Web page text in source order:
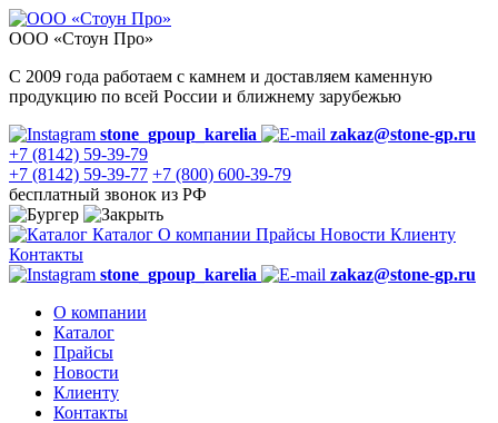
ООО «Стоун Про»
С 2009 года работаем с камнем и доставляем каменную
продукцию по всей России и ближнему зарубежью
stone_gpoup_karelia
zakaz@stone-gp.ru
+7 (8142) 59-39-79
+7 (8142) 59-39-77 +7 (800) 600-39-79
бесплатный звонок из РФ
Каталог О компании Прайсы Новости Клиенту
Контакты
stone_gpoup_karelia
zakaz@stone-gp.ru
О компании
Каталог
Прайсы
Новости
Клиенту
Контакты